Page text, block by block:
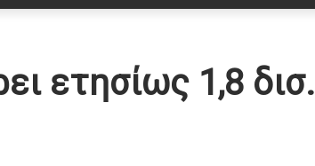
ετησίως 1,8 δισ.